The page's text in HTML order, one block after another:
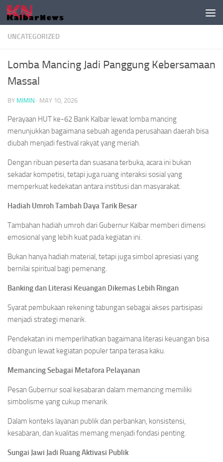
Skip to content
UNCATEGORIZED
Lomba Mancing Jadi Panggung Kebersamaan
Massal
BY MIMIN · MAY 10, 2026
Perayaan HUT ke-62 Bank Kalbar lewat lomba mancing
menunjukkan bagaimana sebuah agenda perusahaan daerah bisa
diubah menjadi festival rakyat yang meriah.
Dengan ribuan peserta dan suasana terbuka, acara ini bukan
sekadar kompetisi, tetapi juga ruang interaksi sosial yang
memperkuat kedekatan antara institusi dan masyarakat.
Hadiah Umroh Tambah Daya Tarik Besar
Tambahan hadiah umroh dari Gubernur Kalbar memberi dimensi
emosional yang lebih kuat pada kegiatan ini.
Bukan hanya hadiah material, tetapi juga simbol apresiasi yang
bernilai spiritual bagi pemenang.
Banking dan Literasi Keuangan Dikemas Lebih Ringan
Syarat pembukaan rekening tabungan sebagai akses partisipasi
menjadi strategi menarik.
Pendekatan ini memperlihatkan bagaimana literasi keuangan bisa
dibangun lewat kegiatan populer tanpa terasa kaku.
Memancing Sebagai Metafora Pelayanan
Pesan Gubernur soal kesabaran dalam memancing memiliki
simbolisme yang cukup menarik.
Dalam konteks layanan publik dan perbankan, konsistensi,
kesabaran, dan kualitas memang menjadi fondasi penting.
Sungai Jawi Jadi Ruang Aktivasi Publik